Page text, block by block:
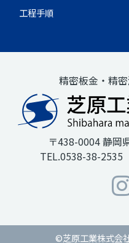
工程手順
精密板金・精
〒438-0004 静岡
TEL.0538-38-
©芝原工業株式会